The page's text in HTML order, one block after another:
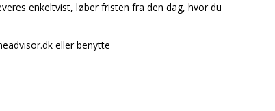
enkeltvist, løber fristen fra den dag, hvor du
eller benytte